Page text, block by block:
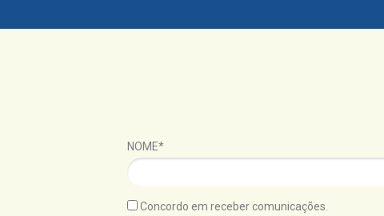
NOME*
Concordo em receber comunicações.